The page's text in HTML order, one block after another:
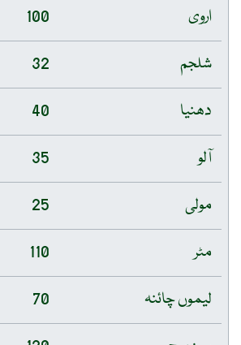
اروی
100
شلجم
32
دھنیا
40
آلو
35
مولی
25
مٹر
110
لیموں چائنہ
70